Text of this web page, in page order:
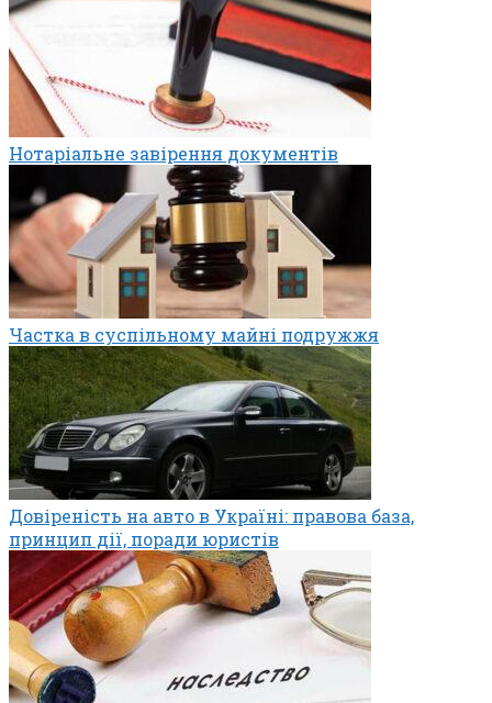
Нотаріальне завірення документів
Частка в суспільному майні подружжя
Довіреність на авто в Україні: правова база,
принцип дії, поради юристів